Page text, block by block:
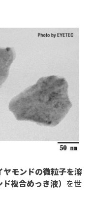
ヤモンドの微粒子を溶
複合めっき液）
を世